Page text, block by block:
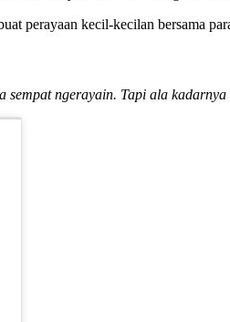
perayaan kecil-kecilan bersama
sempat ngerayain. Tapi ala